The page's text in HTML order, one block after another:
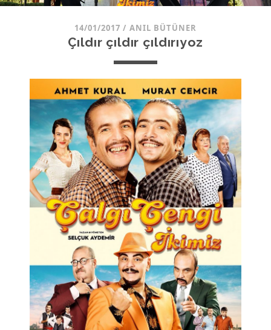
14/01/2017 / ANIL BÜTÜNER
Çıldır çıldır çıldırıyoz